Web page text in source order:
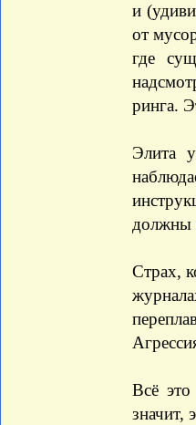
и
от
где
ринга.
Элита
должны
Страх,
Всё
значит,